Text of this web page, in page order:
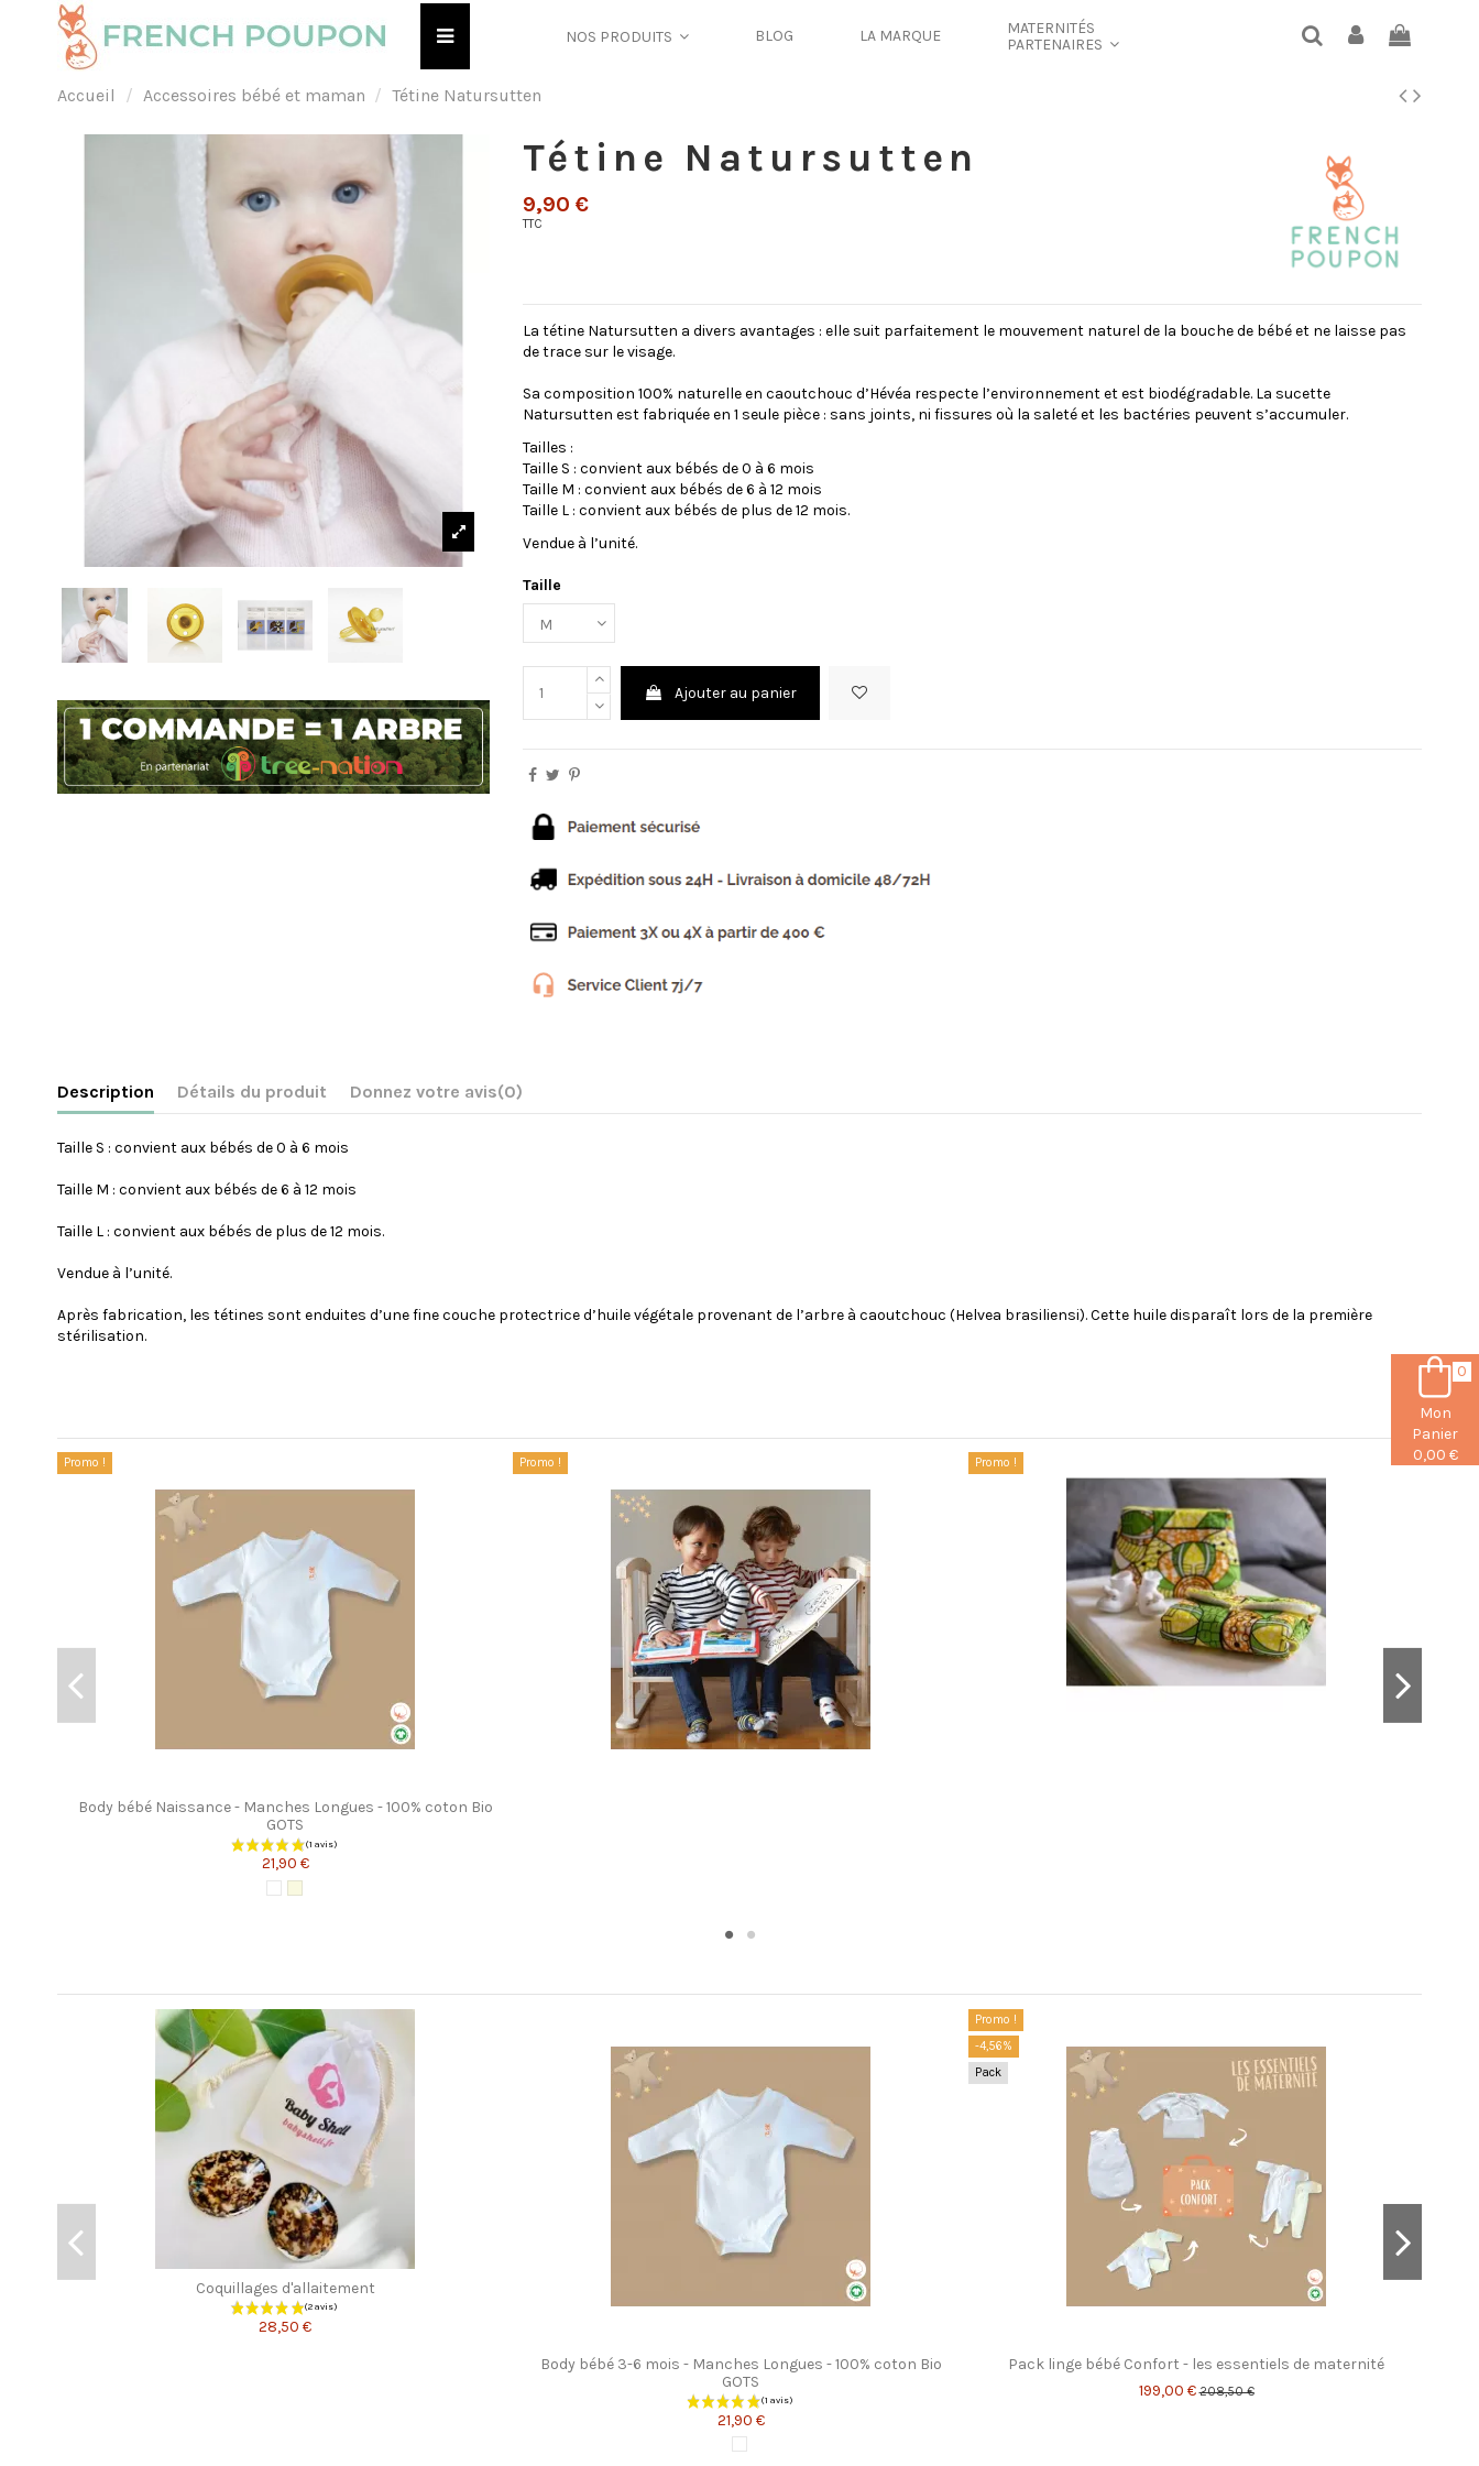
NOS PRODUITS BLOG LA MARQUE
MATERNITÉS
PARTENAIRES
0
Mon
Panier
0,00 €
Accueil Accessoires bébé et maman Tétine Natursutten
Tétine Natursutten
9,90 €
TTC
La tétine Natursutten a divers avantages : elle suit parfaitement le mouvement naturel de la bouche de bébé et ne laisse pas
de trace sur le visage.
Sa composition 100% naturelle en caoutchouc d’Hévéa respecte l’environnement et est biodégradable. La sucette
Natursutten est fabriquée en 1 seule pièce : sans joints, ni fissures où la saleté et les bactéries peuvent s’accumuler.
Tailles :
Taille S : convient aux bébés de 0 à 6 mois
Taille M : convient aux bébés de 6 à 12 mois
Taille L : convient aux bébés de plus de 12 mois.
Vendue à l’unité.
Taille
Ajouter au panier
Description Détails du produit Donnez votre avis(0)
Taille S : convient aux bébés de 0 à 6 mois
Taille M : convient aux bébés de 6 à 12 mois
Taille L : convient aux bébés de plus de 12 mois.
Vendue à l’unité.
Après fabrication, les tétines sont enduites d’une fine couche protectrice d’huile végétale provenant de l’arbre à caoutchouc (Helvea brasiliensi). Cette huile disparaît lors de la première
stérilisation.
Promo !
Body bébé Naissance - Manches Longues - 100% coton Bio
GOTS
21,90 €
BlancÉcru
Promo ! Promo !
Promo !
Coquillages d'allaitement
28,50 €
Body bébé 3-6 mois - Manches Longues - 100% coton Bio
GOTS
21,90 €
Blanc
Promo !
-4,56%
Pack
Pack linge bébé Confort - les essentiels de maternité
199,00 € 208,50 €